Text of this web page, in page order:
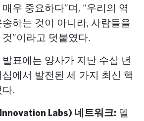
우 중요하다”며, “우리의 역
하는 것이 아니라, 사람들을
”이라고 덧붙였다.
표에는 양사가 지난 수십 년
에서 발전된 세 가지 최신 핵
.
Labs) 네트워크: 델